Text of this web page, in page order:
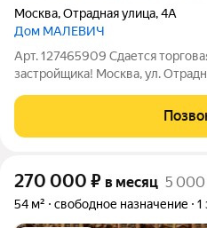
Москва,Отрадная улица,4А
Дом МАЛЕВИЧ
Арт. 127465909 Сдается
застройщика! Москва, ул.
Владыкино (23 мин.),
торгового помещения площадью
270 000 ₽ в месяц 5 000
54 м² свободное назначение 1